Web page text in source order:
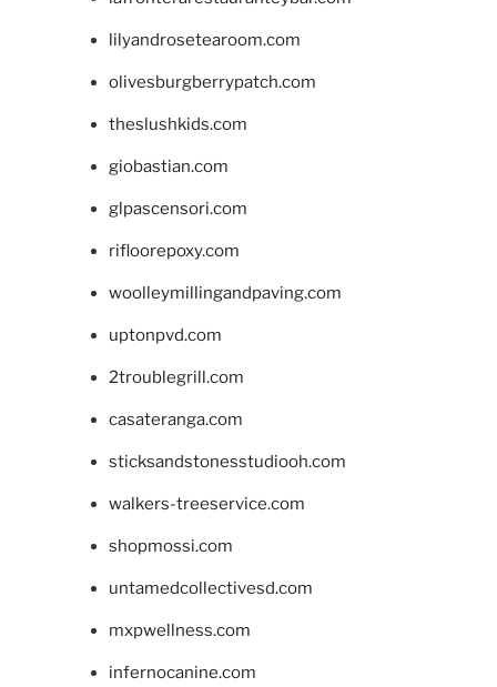
lilyandrosetearoom.com
olivesburgberrypatch.com
theslushkids.com
giobastian.com
glpascensori.com
rifloorepoxy.com
woolleymillingandpaving.com
uptonpvd.com
2troublegrill.com
casateranga.com
sticksandstonesstudiooh.com
walkers-treeservice.com
shopmossi.com
untamedcollectivesd.com
mxpwellness.com
infernocanine.com